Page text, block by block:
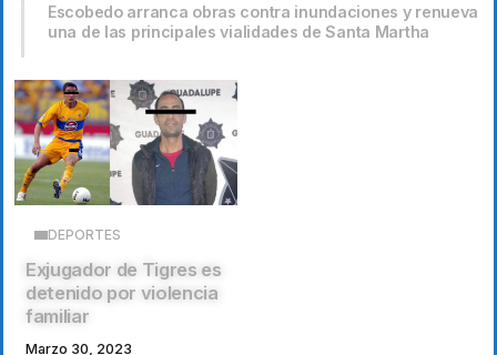
Escobedo arranca obras contra inundaciones y renueva
una de las principales vialidades de Santa Martha
DEPORTES
Exjugador de Tigres es
detenido por violencia
familiar
Marzo 30, 2023